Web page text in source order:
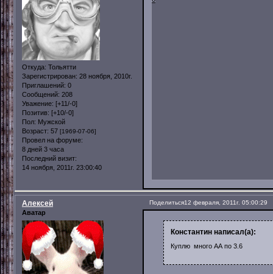
Откуда: Тольятти
Зарегистрирован: 28 ноября, 2010г.
Приглашений: 0
Сообщений: 208
Уважение: [+11/-0]
Позитив: [+10/-0]
Пол: Мужской
Возраст: 57 [1969-07-06]
Провел на форуме:
8 дней 3 часа
Последний визит:
14 ноября, 2011г. 23:00:40
Поделиться12 февраля, 2011г. 05:00:29
Алексей
Аватар
Константин написал(а):
Куплю много АА по 3.6